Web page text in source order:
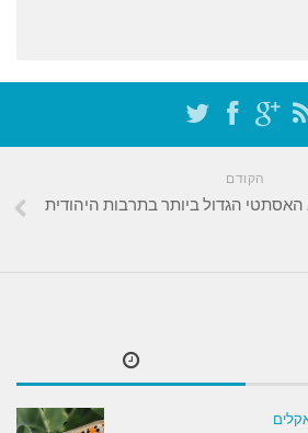
הקודם
הגדול ביותר בתרבות היהודית